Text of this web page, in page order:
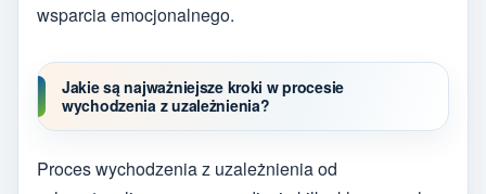
wsparcia emocjonalnego.
Jakie są najważniejsze kroki w procesie
wychodzenia z uzależnienia?
Proces wychodzenia z uzależnienia od